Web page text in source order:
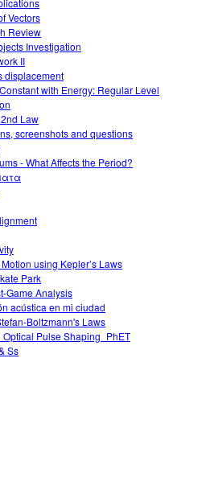
Vectors
Review
Investigation
II
displacement
with Energy: Regular Level
Law
screenshots and questions
- What Affects the Period?
using Kepler’s Laws
Park
Game Analysis
acústica en mi ciudad
Boltzmann's Laws
Pulse Shaping_PhET
Ss